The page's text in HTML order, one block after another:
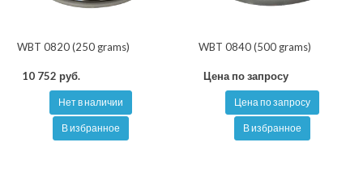
WBT 0820 (250 grams)
10 752 руб.
Нет в наличии
В избранное
WBT 0840 (500 grams)
Цена по запросу
Цена по запросу
В избранное